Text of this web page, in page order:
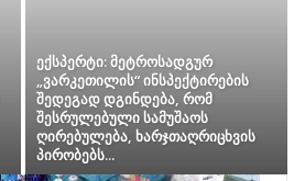
ექსპერტი: მეტროსადგურ
„ვარკეთილის“ ინსპექტირების
შედეგად დგინდება, რომ
შესრულებული სამუშაოს
ღირებულება, ხარჯთაღრიცხვის
პირობებს...